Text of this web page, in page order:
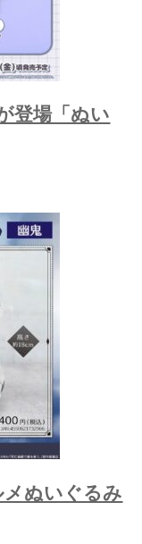
登場「ぬい
メぬいぐるみ